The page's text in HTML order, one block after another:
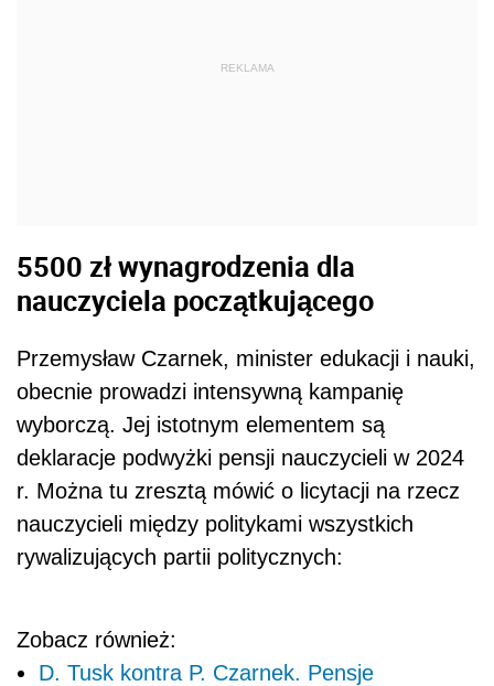
REKLAMA
5500 zł wynagrodzenia dla
nauczyciela początkującego
Przemysław Czarnek, minister edukacji i nauki,
obecnie prowadzi intensywną kampanię
wyborczą. Jej istotnym elementem są
deklaracje podwyżki pensji nauczycieli w 2024
r. Można tu zresztą mówić o licytacji na rzecz
nauczycieli między politykami wszystkich
rywalizujących partii politycznych:
Zobacz również:
D. Tusk kontra P. Czarnek. Pensje